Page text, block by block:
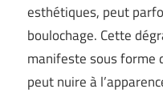
esthétiques, peut
boulochage. Cette
manifeste sous forme
peut nuire à